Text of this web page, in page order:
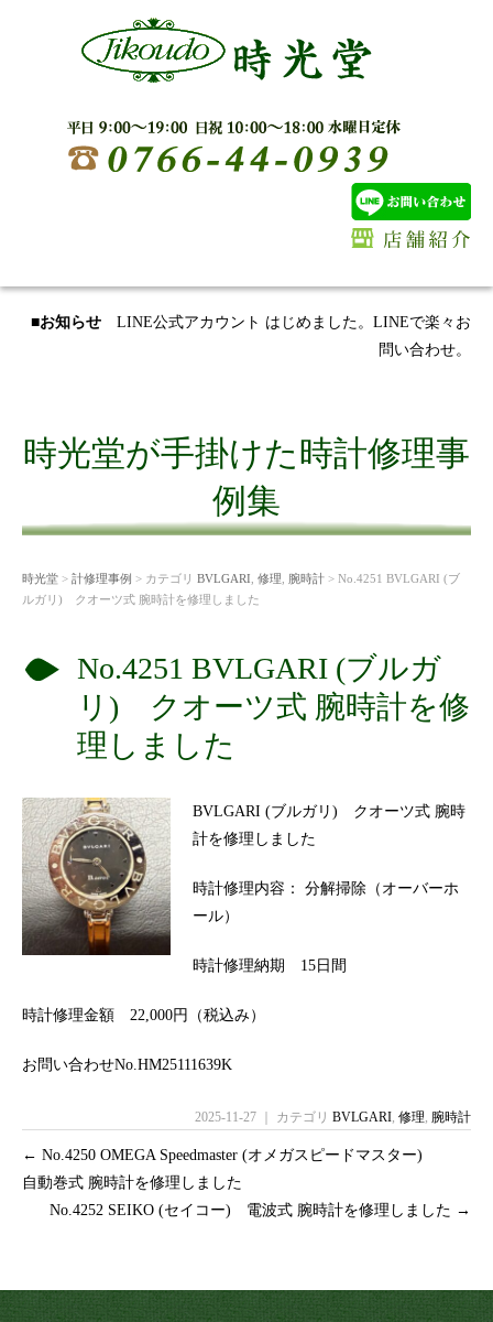
■お知らせ LINE公式アカウント はじめました。LINEで楽々お
問い合わせ。
時光堂が手掛けた時計修理事
例集
時光堂 > 計修理事例 > カテゴリ BVLGARI 修理 腕時計 > No.4251 BVLGARI (ブ
ルガリ) クオーツ式 腕時計を修理しました
No.4251 BVLGARI (ブルガ
リ) クオーツ式 腕時計を修
理しました
BVLGARI (ブルガリ) クオーツ式 腕時
計を修理しました
時計修理内容： 分解掃除（オーバーホ
ール）
時計修理納期 15日間
時計修理金額 22,000円（税込み）
お問い合わせNo.HM25111639K
2025-11-27 ｜ カテゴリ BVLGARI, 修理, 腕時計
← No.4250 OMEGA Speedmaster (オメガスピードマスター)
自動巻式 腕時計を修理しました
No.4252 SEIKO (セイコー) 電波式 腕時計を修理しました →